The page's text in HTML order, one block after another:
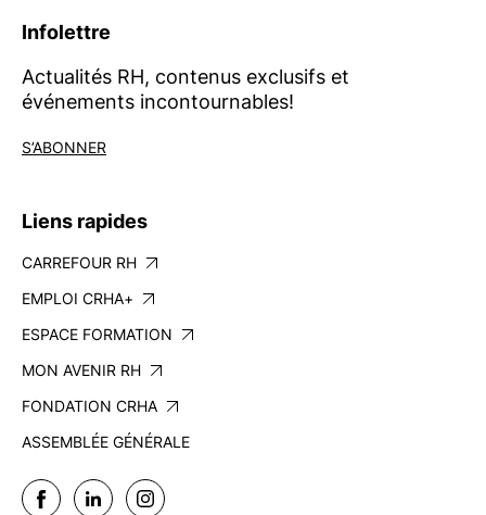
Infolettre
Actualités RH, contenus exclusifs et
événements incontournables!
S’ABONNER
Liens rapides
CARREFOUR RH
EMPLOI CRHA+
ESPACE FORMATION
MON AVENIR RH
FONDATION CRHA
ASSEMBLÉE GÉNÉRALE